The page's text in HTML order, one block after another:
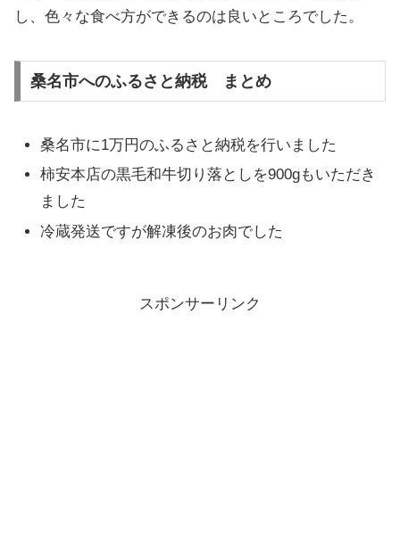
し、色々な食べ方ができるのは良いところでした。
桑名市へのふるさと納税 まとめ
桑名市に1万円のふるさと納税を行いました
柿安本店の黒毛和牛切り落としを900gもいただき
ました
冷蔵発送ですが解凍後のお肉でした
スポンサーリンク